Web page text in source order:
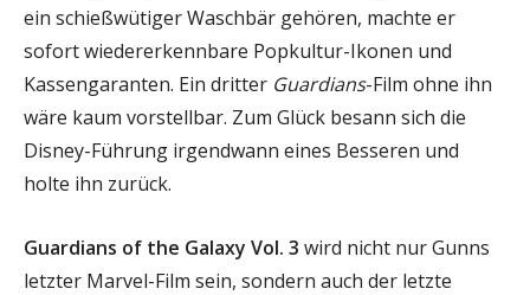
ein schießwütiger Waschbär gehören, machte er
sofort wiedererkennbare Popkultur-Ikonen und
Kassengaranten. Ein dritter Guardians-Film ohne ihn
wäre kaum vorstellbar. Zum Glück besann sich die
Disney-Führung irgendwann eines Besseren und
holte ihn zurück.
Guardians of the Galaxy Vol. 3 wird nicht nur Gunns
letzter Marvel-Film sein, sondern auch der letzte